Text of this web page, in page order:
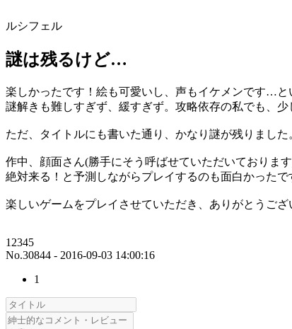
ルシフェル
謎は残るけど…
楽しかったです！絵も可愛いし、声もイケメンです…と
謎解きも難しすぎず、緩すぎず。攻略依存の私でも、少
ただ、タイトルにも書いた通り、かなり謎が残りまし
作中、顔面さん(勝手にそう呼ばせていただいておりま
絶対来る！と予測しながらプレイするのも面白かった
12345
No.30844 - 2016-09-03 14:00:16
1